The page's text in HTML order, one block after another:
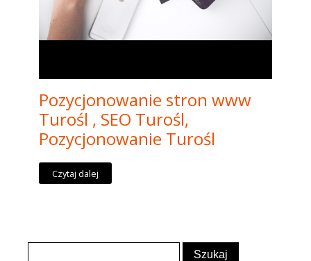
Pozycjonowanie stron www
Turośl , SEO Turośl,
Pozycjonowanie Turośl
Czytaj dalej